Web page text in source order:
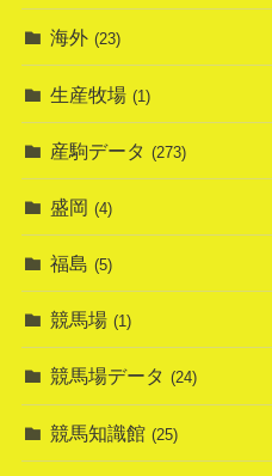
海外 (23)
生産牧場 (1)
産駒データ (273)
盛岡 (4)
福島 (5)
競馬場 (1)
競馬場データ (24)
競馬知識館 (25)